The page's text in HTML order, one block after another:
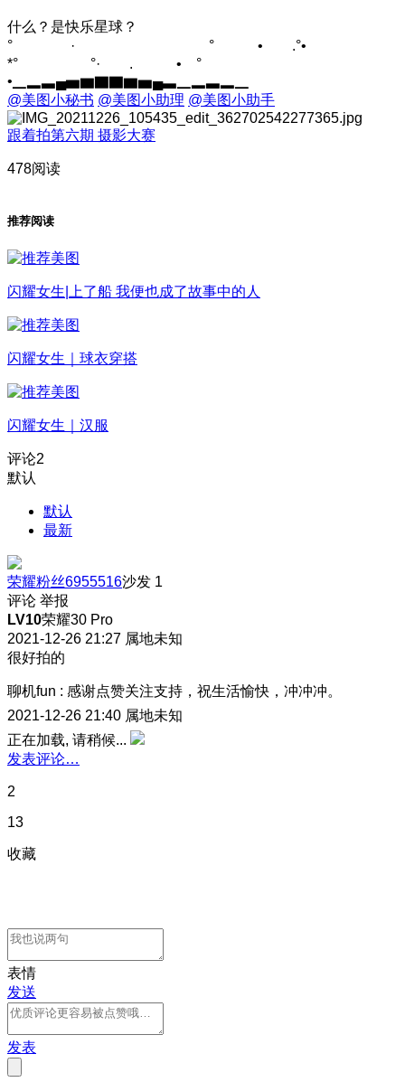
什么？是快乐星球？
° ️· ° •
*° °· . • °
•▁▂▃▄▅▆▇▇▆▅▄▃▁▂▃▂▁
@美图小秘书 @美图小助理 @美图小助手
跟着拍第六期 摄影大赛
478阅读
推荐阅读
闪耀女生|上了船 我便也成了故事中的人
闪耀女生｜球衣穿搭
闪耀女生｜汉服
评论2
默认
默认
最新
荣耀粉丝6955516沙发 1
评论 举报
LV10荣耀30 Pro
2021-12-26 21:27 属地未知
很好拍的
聊机fun : 感谢点赞关注支持，祝生活愉快，冲冲冲。
2021-12-26 21:40 属地未知
正在加载, 请稍候...
发表评论…
2
13
收藏
表情
发送
发表